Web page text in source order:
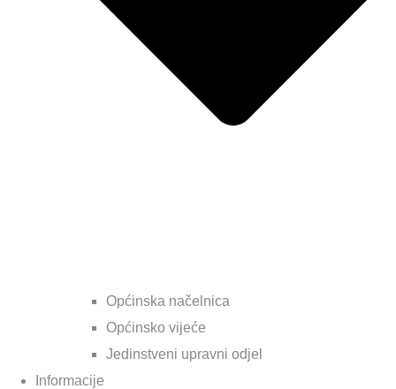
Općinska načelnica
Općinsko vijeće
Jedinstveni upravni odjel
Informacije